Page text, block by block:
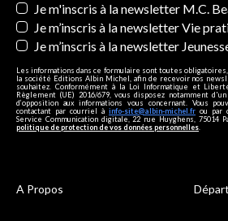
Je m'inscris à la newsletter M.C.
Je m’inscris à la newsletter Vie
Je m’inscris à la newsletter
Les informations dans ce formulaire sont toutes
la société Editions Albin Michel, afin de recevoir nos
souhaitez. Conformément à la Loi Informatique et
Règlement (UE) 2016/679, vous disposez notamment
d’opposition aux informations vous concernant. Vous
contactant par courriel à info-site@albin-michel.fr ou par
Service Communication digitale, 22 rue Huyghens, 75014
politique de protection de vos données personnelles
A Propos